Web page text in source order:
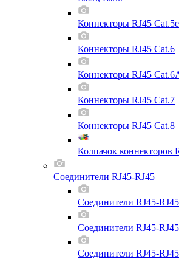
Коннекторы RJ45 Cat.5e
Коннекторы RJ45 Cat.6
Коннекторы RJ45
Коннекторы RJ45 Cat.7
Коннекторы RJ45 Cat.8
Колпачок коннекторов
Соединители RJ45-RJ45
Соединители RJ45-
Соединители RJ45-
Соединители RJ45-